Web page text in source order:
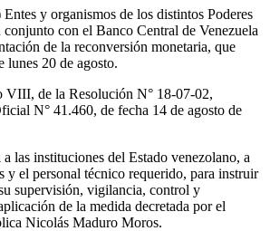
Entes y organismos de los distintos Poderes
con el Banco Central de Venezuela
de la reconversión monetaria, que
lunes 20 de agosto.
VIII, de la Resolución N° 18-07-02,
N° 41.460, de fecha 14 de agosto de
las instituciones del Estado venezolano, a
y el personal técnico requerido, para instruir
supervisión, vigilancia, control y
de la medida decretada por el
Nicolás Maduro Moros.